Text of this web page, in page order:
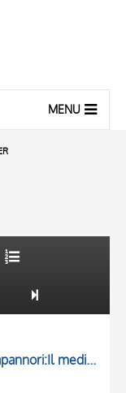
MENU
AUTORE
- Cartoline di Capannori:Il medioevo e la Francigena. Marlia, Chiesa di San Martino in Ducentola, particolare del paramento del fianco sud